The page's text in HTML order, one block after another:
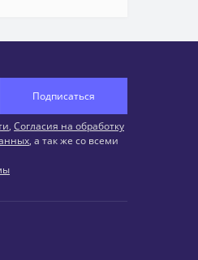
Подписаться
, Согласия на обработку
, а так же со всеми